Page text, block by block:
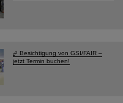
Besichtigung von GSI/FAIR –
jetzt Termin buchen!